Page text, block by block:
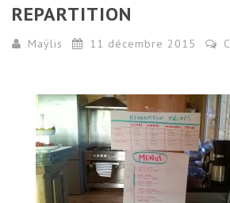
REPARTITION
Maÿlis 11 décembre 2015